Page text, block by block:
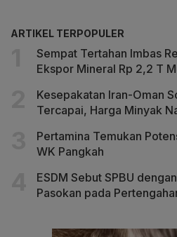
ARTIKEL TERPOPULER
Sempat Tertahan Imbas
Ekspor Mineral Rp 2,2 T
Kesepakatan Iran-Oman
Tercapai, Harga Minyak
Pertamina Temukan
WK Pangkah
ESDM Sebut SPBU
Pasokan pada